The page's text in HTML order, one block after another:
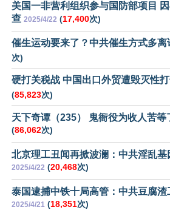
美国一非营利组织参与国防部项目
查 2025/4/22 (17,400次)
催生运动要来了？中共催生方式多离
次)
硬打关税战 中国出口外贸遭毁灭性打
(85,823次)
天下奇谭（235） 鬼衙役为收人苦等
(86,062次)
北京理工丑闻再掀波澜：中共淫乱基
2025/4/22 (20,468次)
泰国逮捕中铁十局高管：中共豆腐渣
2025/4/21 (18,351次)